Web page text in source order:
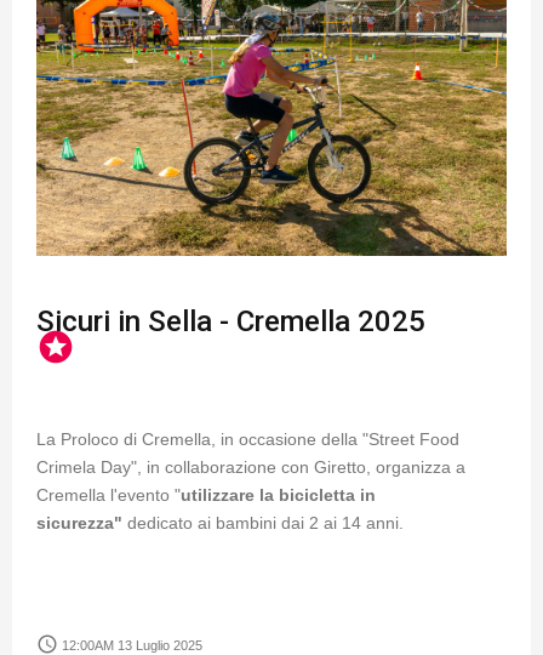
Sicuri in Sella - Cremella 2025
stars
La Proloco di Cremella, in occasione della "Street Food
Crimela Day", in collaborazione con Giretto, organizza a
Cremella l'evento "utilizzare la bicicletta in
sicurezza" dedicato ai bambini dai 2 ai 14 anni.
access_time 12:00AM 13 Luglio 2025